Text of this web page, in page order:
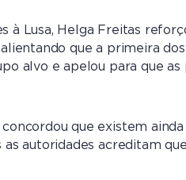
à Lusa, Helga Freitas
que a primeira
alvo e apelou para que
que existem
as autoridades acreditam